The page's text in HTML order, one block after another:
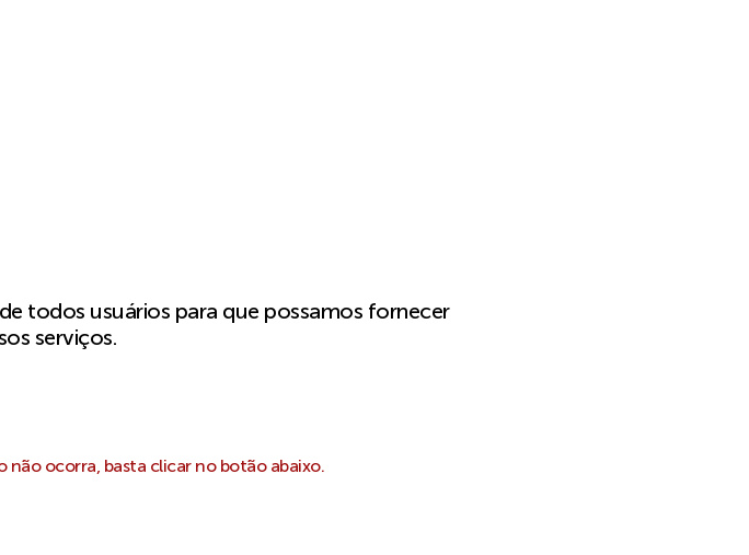
todos usuários para que possamos fornecer
serviços.
ocorra, basta clicar no botão abaixo.